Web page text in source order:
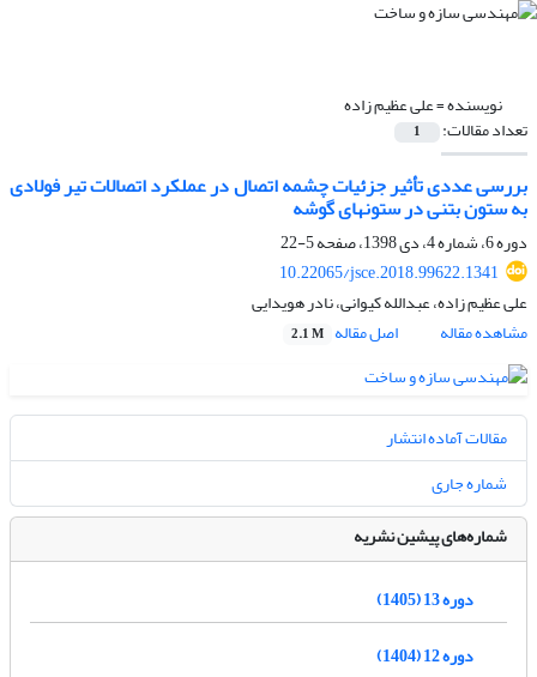
نویسنده =علی عظیم زاده
تعداد مقالات: 1
بررسی عددی تأثیر جزئیات چشمه اتصال در عملکرد اتصالات تیر فولادی
به ستون بتنی در ستونهای گوشه
دوره 6، شماره 4، دی 1398، صفحه
5-22
10.22065/jsce.2018.99622.1341
علی عظیم زاده، عبدالله کیوانی، نادر هویدایی
مشاهده مقاله
اصل مقاله 2.1 M
مقالات آماده انتشار
شماره جاری
شماره‌های پیشین نشریه
دوره 13 (1405)
دوره 12 (1404)